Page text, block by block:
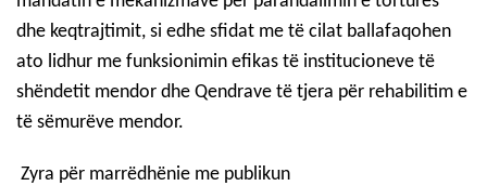
dhe keqtrajtimit, si edhe sfidat me të cilat ballafaqohen
ato lidhur me funksionimin efikas të institucioneve të
shëndetit mendor dhe Qendrave të tjera për rehabilitim e
të sëmurëve mendor.
Zyra për marrëdhënie me publikun